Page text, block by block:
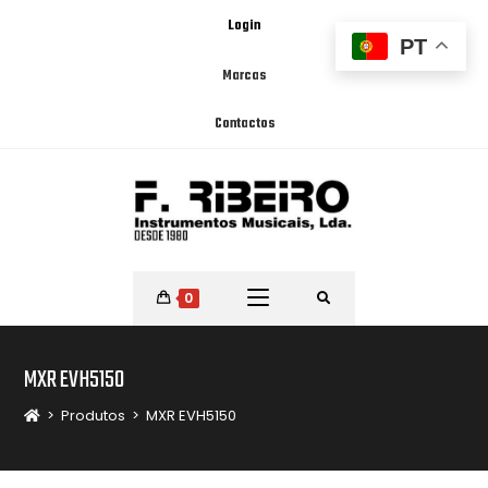
Login
Marcas
Contactos
0
MXR EVH5150
> Produtos > MXR EVH5150
PT